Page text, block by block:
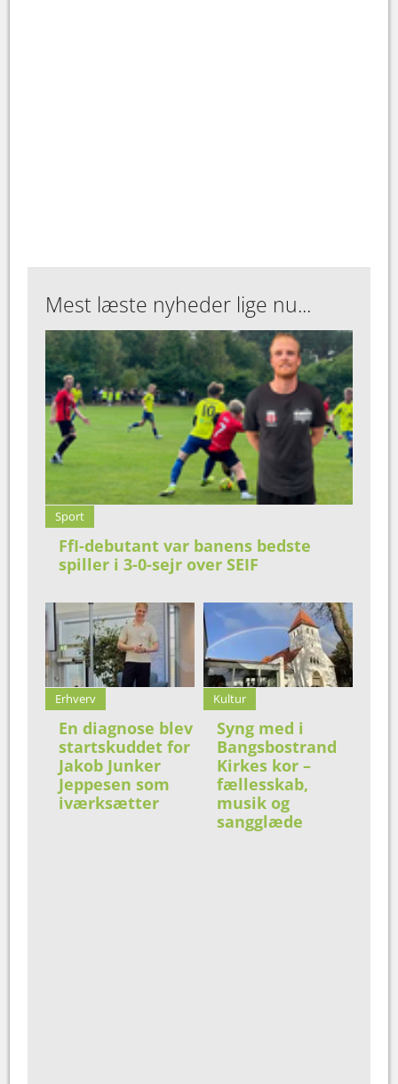
Mest læste nyheder lige nu...
Sport
FfI-debutant var banens bedste
spiller i 3-0-sejr over SEIF
Erhverv
En diagnose blev
startskuddet for
Jakob Junker
Jeppesen som
iværksætter
Kultur
Syng med i
Bangsbostrand
Kirkes kor –
fællesskab,
musik og
sangglæde